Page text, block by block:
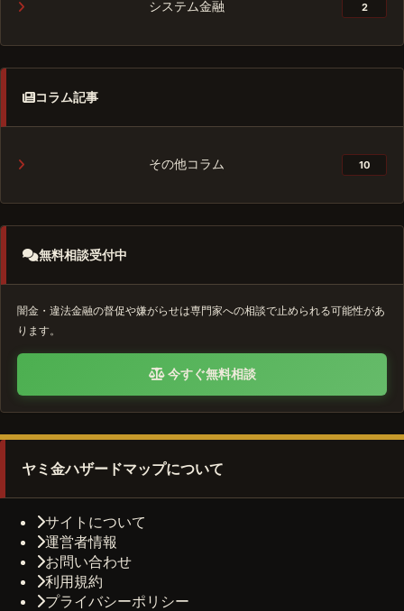
システム金融 2
コラム記事
その他コラム 10
無料相談受付中
闇金・違法金融の督促や嫌がらせは専門家への相談で止められる可能性があ
ります。
今すぐ無料相談
ヤミ金ハザードマップについて
サイトについて
運営者情報
お問い合わせ
利用規約
プライバシーポリシー